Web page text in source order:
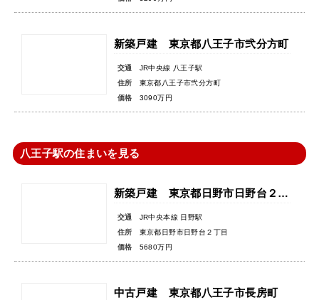
新築戸建 東京都八王子市弐分方町
交通
JR中央線 八王子駅
住所
東京都八王子市弐分方町
価格
3090万円
八王子駅の住まいを見る
新築戸建 東京都日野市日野台２丁目
交通
JR中央本線 日野駅
住所
東京都日野市日野台２丁目
価格
5680万円
中古戸建 東京都八王子市長房町